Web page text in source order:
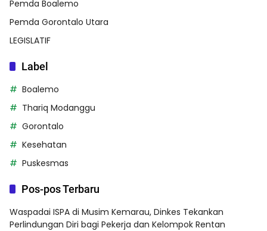
Pemda Boalemo
Pemda Gorontalo Utara
LEGISLATIF
Label
Boalemo
Thariq Modanggu
Gorontalo
Kesehatan
Puskesmas
Pos-pos Terbaru
Waspadai ISPA di Musim Kemarau, Dinkes Tekankan
Perlindungan Diri bagi Pekerja dan Kelompok Rentan